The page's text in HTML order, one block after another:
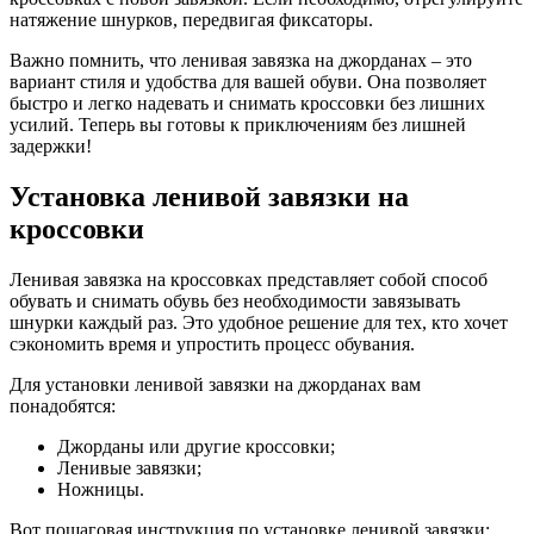
натяжение шнурков, передвигая фиксаторы.
Важно помнить, что ленивая завязка на джорданах – это
вариант стиля и удобства для вашей обуви. Она позволяет
быстро и легко надевать и снимать кроссовки без лишних
усилий. Теперь вы готовы к приключениям без лишней
задержки!
Установка ленивой завязки на
кроссовки
Ленивая завязка на кроссовках представляет собой способ
обувать и снимать обувь без необходимости завязывать
шнурки каждый раз. Это удобное решение для тех, кто хочет
сэкономить время и упростить процесс обувания.
Для установки ленивой завязки на джорданах вам
понадобятся:
Джорданы или другие кроссовки;
Ленивые завязки;
Ножницы.
Вот пошаговая инструкция по установке ленивой завязки: